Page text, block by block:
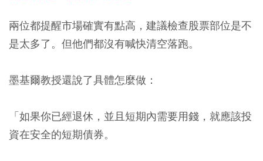
兩位都提醒市場確實有點高，建議檢查股票部位是不
是太多了。但他們都沒有喊快清空落跑。
墨基爾教授還說了具體怎麼做：
「如果你已經退休，並且短期內需要用錢，就應該投
資在安全的短期債券。